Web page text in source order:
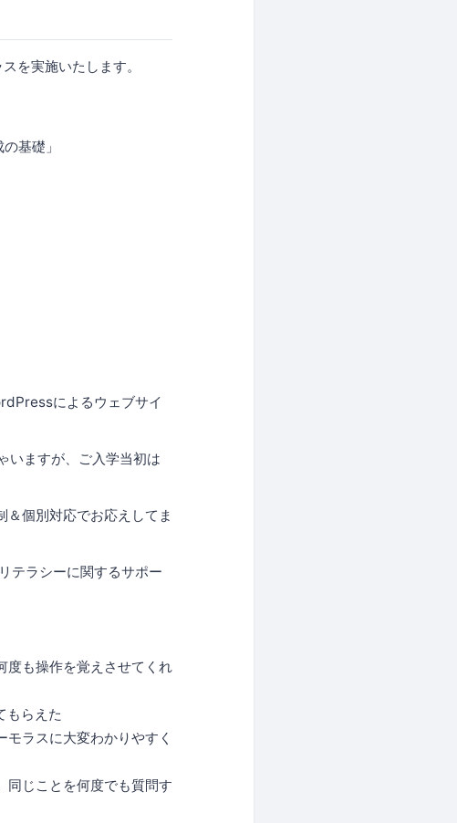
を実施いたします。
基礎」
によるウェブサイ
いますが、ご入学当初は
個別対応でお応えしてま
テラシーに関するサポー
度も操作を覚えさせてくれ
もらえた
ラスに大変わかりやすく
同じことを何度でも質問す